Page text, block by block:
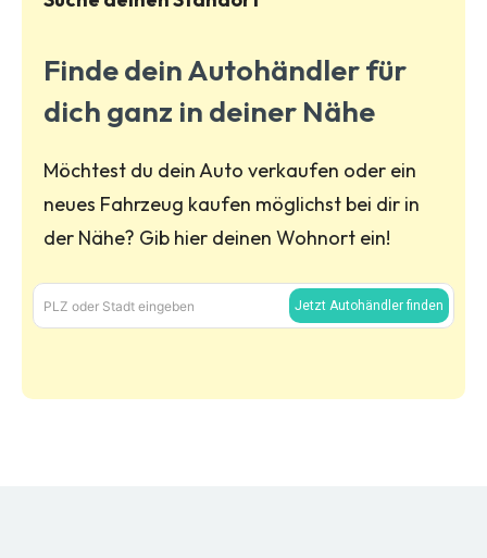
Finde dein Autohändler für
dich ganz in deiner Nähe
Möchtest du dein Auto verkaufen oder ein
neues Fahrzeug kaufen möglichst bei dir in
der Nähe? Gib hier deinen Wohnort ein!
PLZ oder Stadt eingeben Jetzt Autohändler finden